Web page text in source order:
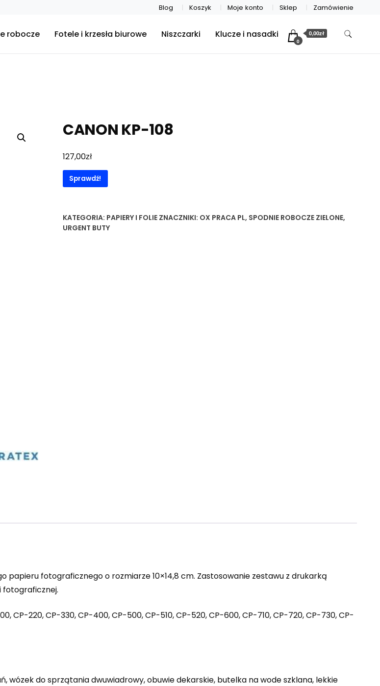
Blog Koszyk Moje konto Sklep Zamówienie
robocze Fotele i krzesła biurowe Niszczarki Klucze i nasadki
0
0,00zł
CANON KP-108
127,00zł
Sprawdź!
KATEGORIA: PAPIERY I FOLIE ZNACZNIKI: OX PRACA PL, SPODNIE ROBOCZE ZIELONE,
URGENT BUTY
papieru fotograficznego o rozmiarze 10×14,8 cm. Zastosowanie zestawu z drukarką
fotograficznej.
CP-220, CP-330, CP-400, CP-500, CP-510, CP-520, CP-600, CP-710, CP-720, CP-730, CP-
wózek do sprzątania dwuwiadrowy, obuwie dekarskie, butelka na wode szklana, lekkie